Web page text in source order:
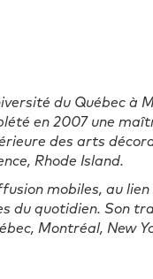
du Québec à
en 2007 une
des arts
Rhode Island.
mobiles, au
du quotidien. Son
Montréal, New